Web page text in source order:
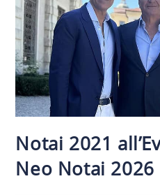
Notai 2021
Neo Notai 2026